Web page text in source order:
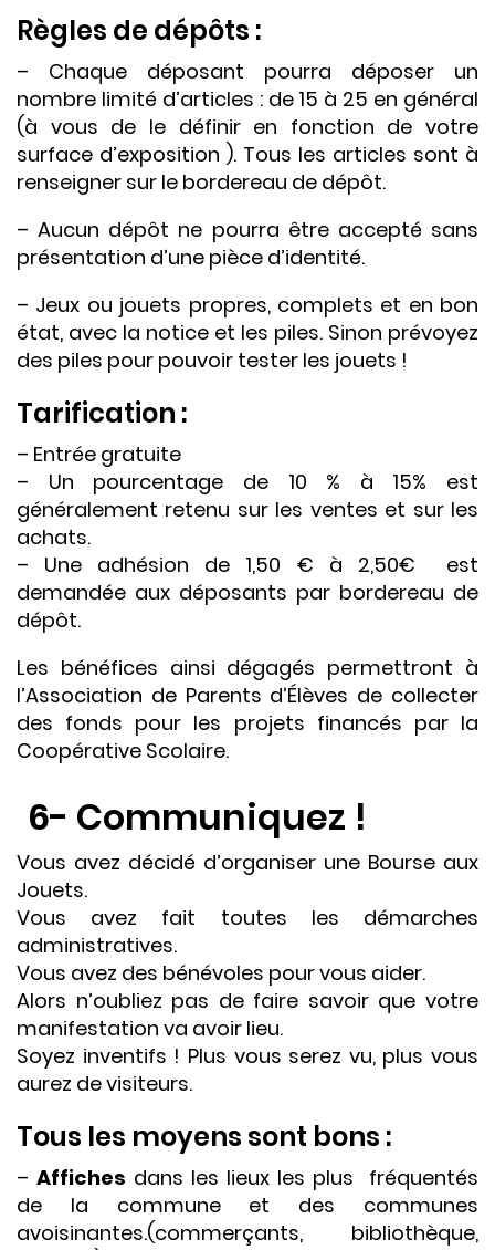
Règles de dépôts :
– Chaque déposant pourra déposer un
nombre limité d’articles : de 15 à 25 en général
(à vous de le définir en fonction de votre
surface d’exposition ). Tous les articles sont à
renseigner sur le bordereau de dépôt.
– Aucun dépôt ne pourra être accepté sans
présentation d’une pièce d’identité.
– Jeux ou jouets propres, complets et en bon
état, avec la notice et les piles. Sinon prévoyez
des piles pour pouvoir tester les jouets !
Tarification :
– Entrée gratuite
– Un pourcentage de 10 % à 15% est
généralement retenu sur les ventes et sur les
achats.
– Une adhésion de 1,50 € à 2,50€ est
demandée aux déposants par bordereau de
dépôt.
Les bénéfices ainsi dégagés permettront à
l’Association de Parents d’Élèves de collecter
des fonds pour les projets financés par la
Coopérative Scolaire.
6- Communiquez !
Vous avez décidé d’organiser une Bourse aux
Jouets.
Vous avez fait toutes les démarches
administratives.
Vous avez des bénévoles pour vous aider.
Alors n’oubliez pas de faire savoir que votre
manifestation va avoir lieu.
Soyez inventifs ! Plus vous serez vu, plus vous
aurez de visiteurs.
Tous les moyens sont bons :
– Affiches dans les lieux les plus fréquentés
de la commune et des communes
avoisinantes.(commerçants, bibliothèque,